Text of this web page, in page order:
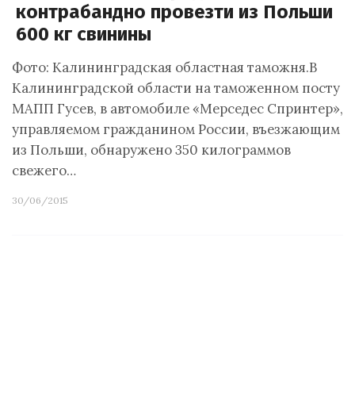
контрабандно провезти из Польши
600 кг свинины
Фото: Калининградская областная таможня.В
Калининградской области на таможенном посту
МАПП Гусев, в автомобиле «Мерседес Спринтер»,
управляемом гражданином России, въезжающим
из Польши, обнаружено 350 килограммов
свежего…
30/06/2015